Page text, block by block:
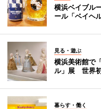
横浜ベイブル
ール「ベイヘル
見る・遊ぶ
横浜美術館で
ル」展 世界
暮らす・働く